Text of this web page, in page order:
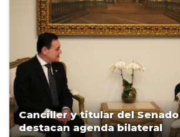
Canciller y titular del
destacan agenda bilateral